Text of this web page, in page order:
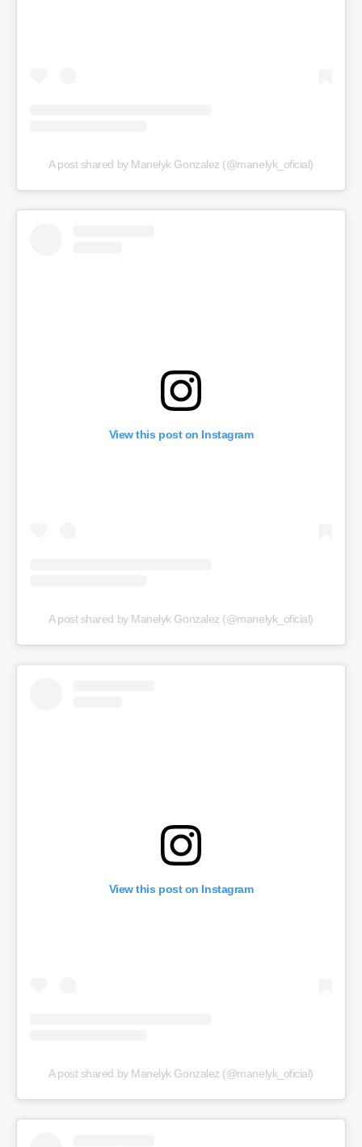
A post shared by Manelyk Gonzalez (@manelyk_oficial)
View this post on Instagram
A post shared by Manelyk Gonzalez (@manelyk_oficial)
View this post on Instagram
A post shared by Manelyk Gonzalez (@manelyk_oficial)